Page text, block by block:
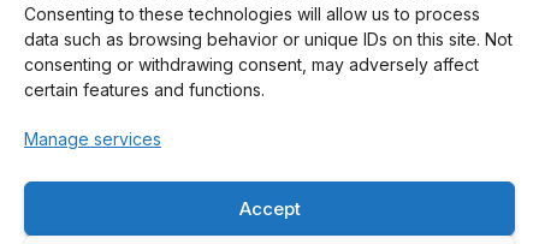
Consenting to these technologies will allow us to process
data such as browsing behavior or unique IDs on this site. Not
consenting or withdrawing consent, may adversely affect
certain features and functions.
Manage services
Accept
Polymer PROcessing and
Flow (P-PROF) Research